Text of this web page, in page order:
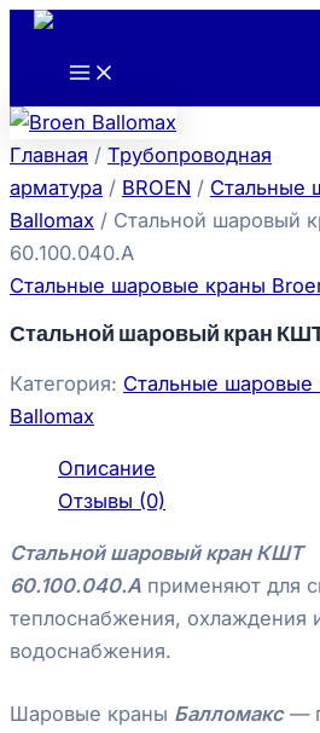
Перейти
содержимому
Main
Главная / Трубопроводная
арматура / BROEN / Стальные
Ballomax / Стальной шаровый
60.100.040.А
Стальные шаровые краны
Стальной шаровый кран
Категория: Стальные шаровые
Ballomax
Описание
Отзывы (0)
Стальной шаровый кран КШТ
60.100.040.А применяют для
теплоснабжения, охлаждения
водоснабжения.
Шаровые краны Балломакс —